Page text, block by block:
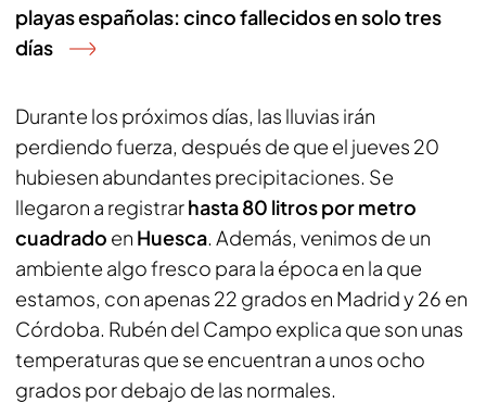
playas españolas: cinco fallecidos en solo tres
días
Durante los próximos días, las lluvias irán
perdiendo fuerza, después de que el jueves 20
hubiesen abundantes precipitaciones. Se
llegaron a registrarhasta 80 litros por metro
cuadrado en Huesca. Además, venimos de un
ambiente algo fresco para la época en la que
estamos, con apenas 22 grados en Madrid y 26 en
Córdoba. Rubén del Campo explica que son unas
temperaturas que se encuentran a unos ocho
grados por debajo de las normales.